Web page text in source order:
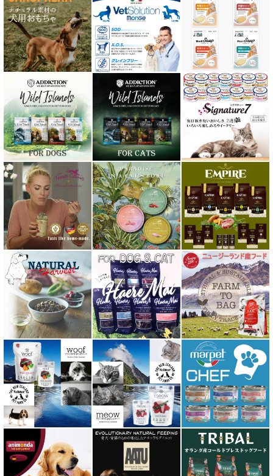
Nanki Japan ナンキジャパン
ニュートライプ NUTRIPE
ｐＨ バランス キャット ウォーター
ネイチャーベット NaturVet
バーキングヘッズ BARKING HEADS
ハーロウブレンド Harlow Blend
バイオトロール・バイオフレッシュ Byotrol
バリアサプリ
Haere Mai ハレマエ
阪急ハロードッグ
プロバイオデンタルPet
ビィ・ナチュラル be-NatuRal
ヒマラヤ ドッグ チーズ チュウ
ファープラスト 歯みがきガム
フィッシュ4 ペットフード正規品
フィールドエイト
フォルツァ10 FORZA10
プライムケイズ さかい企画